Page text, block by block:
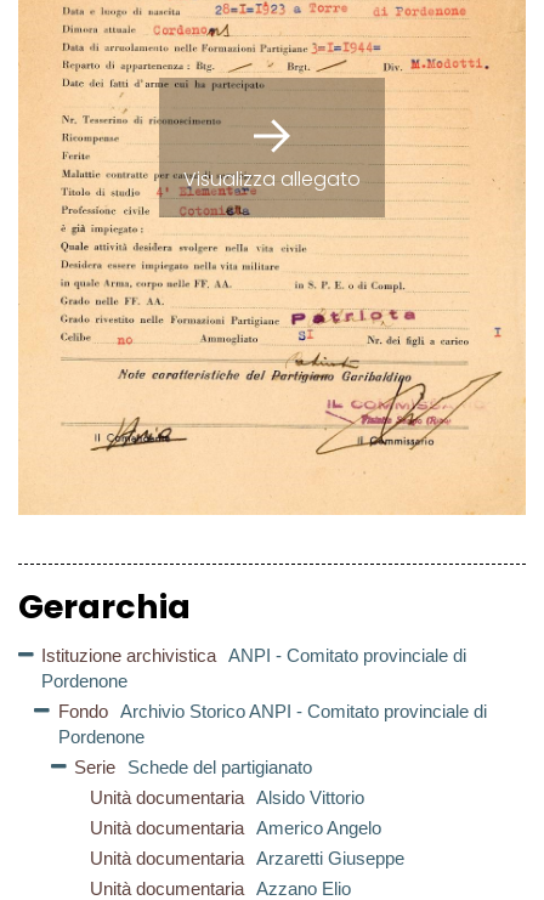
Visualizza allegato
Gerarchia
Istituzione archivistica
ANPI - Comitato provinciale di
Pordenone
Fondo
Archivio Storico ANPI - Comitato provinciale di
Pordenone
Serie
Schede del partigianato
Unità documentaria
Alsido Vittorio
Unità documentaria
Americo Angelo
Unità documentaria
Arzaretti Giuseppe
Unità documentaria
Azzano Elio